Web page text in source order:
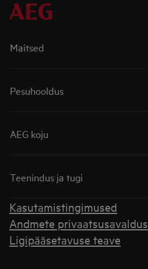
Maitsed
Pesuhooldus
AEG koju
Teenindus ja tugi
Kasutamistingimused
Andmete privaatsusavaldus
Ligipääsetavuse teave